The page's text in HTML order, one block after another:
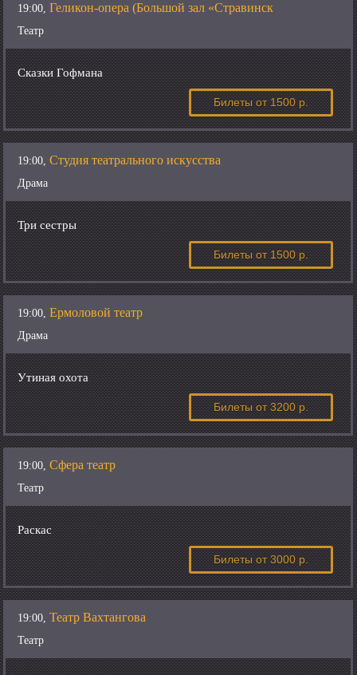
19:00,Геликон-опера (Большой зал «Стравинск
Театр
Сказки Гофмана
Билеты от 1500 р.
19:00,Студия театрального искусства
Драма
Три сестры
Билеты от 1500 р.
19:00,Ермоловой театр
Драма
Утиная охота
Билеты от 3200 р.
19:00,Сфера театр
Театр
Раскас
Билеты от 3000 р.
19:00,Театр Вахтангова
Театр